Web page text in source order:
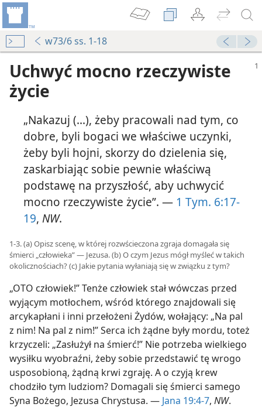
w73/6 ss. 1-18
Uchwyć mocno rzeczywiste
życie
„Nakazuj (...), żeby pracowali nad tym, co
dobre, byli bogaci we właściwe uczynki,
żeby byli hojni, skorzy do dzielenia się,
zaskarbiając sobie pewnie właściwą
podstawę na przyszłość, aby uchwycić
mocno rzeczywiste życie”. — 1 Tym. 6:17-
19, NW.
1-3. (a) Opisz scenę, w której rozwścieczona zgraja domagała się
śmierci „człowieka” — Jezusa. (b) O czym Jezus mógł myśleć w takich
okolicznościach? (c) Jakie pytania wyłaniają się w związku z tym?
„OTO człowiek!” Tenże człowiek stał wówczas przed
wyjącym motłochem, wśród którego znajdowali się
arcykapłani i inni przełożeni Żydów, wołający: „Na pal
z nim! Na pal z nim!” Serca ich żądne były mordu, toteż
krzyczeli: „Zasłużył na śmierć!” Nie potrzeba wielkiego
wysiłku wyobraźni, żeby sobie przedstawić tę wrogo
usposobioną, żądną krwi zgraję. A o czyją krew
chodziło tym ludziom? Domagali się śmierci samego
Syna Bożego, Jezusa Chrystusa. — Jana 19:4-7, NW.